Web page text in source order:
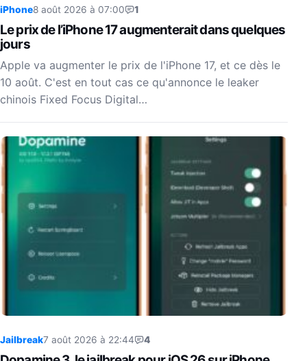
iPhone8 août 2026 à 07:00 1
Le prix de l’iPhone 17 augmenterait dans quelques
jours
Apple va augmenter le prix de l'iPhone 17, et ce dès le
10 août. C'est en tout cas ce qu'annonce le leaker
chinois Fixed Focus Digital…
Jailbreak7 août 2026 à 22:44 4